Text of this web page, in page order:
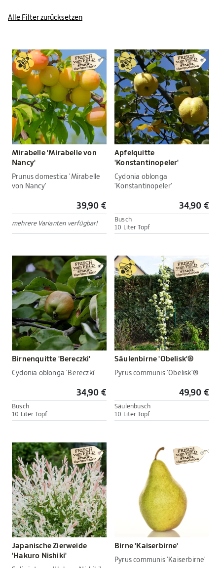
Alle Filter zurücksetzen
Mirabelle 'Mirabelle von
Nancy'
Prunus domestica 'Mirabelle
von Nancy'
39,90 €
mehrere Varianten verfügbar!
Apfelquitte
'Konstantinopeler'
Cydonia oblonga
'Konstantinopeler'
34,90 €
Busch
10 Liter Topf
Birnenquitte 'Bereczki'
Cydonia oblonga 'Bereczki'
34,90 €
Busch
10 Liter Topf
Säulenbirne 'Obelisk'®
Pyrus communis 'Obelisk'®
49,90 €
Säulenbusch
10 Liter Topf
Japanische Zierweide
'Hakuro Nishiki'
Birne 'Kaiserbirne'
Pyrus communis 'Kaiserbirne'